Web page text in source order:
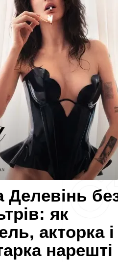
Делевінь
як
акторка і
нарешті